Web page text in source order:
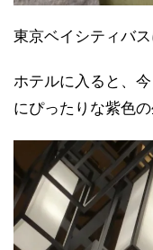
東京ベイシティバス
ホテルに入ると、
にぴったりな紫色の